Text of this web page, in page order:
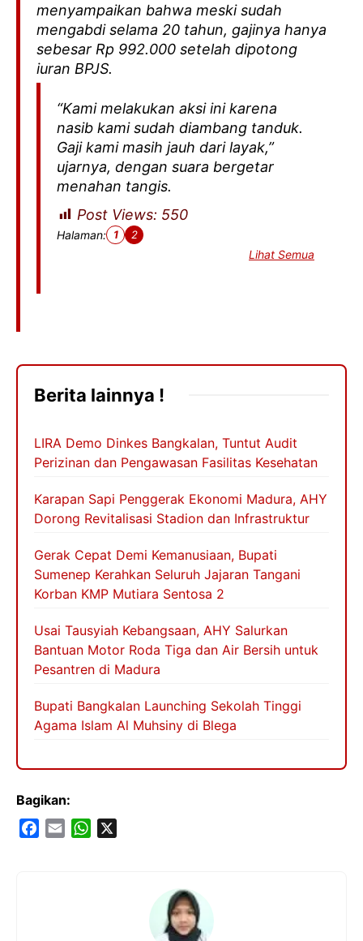
menyampaikan bahwa meski sudah
mengabdi selama 20 tahun, gajinya hanya
sebesar Rp 992.000 setelah dipotong
iuran BPJS.
“Kami melakukan aksi ini karena
nasib kami sudah diambang tanduk.
Gaji kami masih jauh dari layak,”
ujarnya, dengan suara bergetar
menahan tangis.
Post Views: 550
Halaman: 1 2
Lihat Semua
Berita lainnya !
LIRA Demo Dinkes Bangkalan, Tuntut Audit
Perizinan dan Pengawasan Fasilitas Kesehatan
Karapan Sapi Penggerak Ekonomi Madura, AHY
Dorong Revitalisasi Stadion dan Infrastruktur
Gerak Cepat Demi Kemanusiaan, Bupati
Sumenep Kerahkan Seluruh Jajaran Tangani
Korban KMP Mutiara Sentosa 2
Usai Tausyiah Kebangsaan, AHY Salurkan
Bantuan Motor Roda Tiga dan Air Bersih untuk
Pesantren di Madura
Bupati Bangkalan Launching Sekolah Tinggi
Agama Islam Al Muhsiny di Blega
Bagikan:
W